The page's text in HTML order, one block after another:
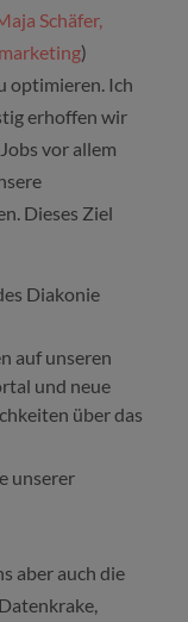
Schäfer,
)
optimieren. Ich
erhoffen wir
vor allem
Dieses Ziel
Diakonie
auf unseren
und neue
über das
unserer
aber auch die